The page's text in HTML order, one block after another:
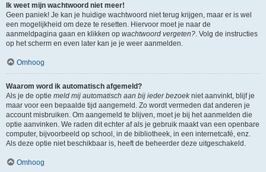
Ik weet mijn wachtwoord niet meer!
Geen paniek! Je kan je huidige wachtwoord niet terug krijgen, maar er is wel
een mogelijkheid om deze te resetten. Hiervoor moet je naar de
aanmeldpagina gaan en klikken op wachtwoord vergeten? . Volg de instructies
op het scherm en even later kan je je weer aanmelden.
Omhoog
Waarom word ik automatisch afgemeld?
Als je de optie meld mij automatisch aan bij ieder bezoekniet aanvinkt, blijf je
maar voor een bepaalde tijd aangemeld. Zo wordt vermeden dat anderen je
account misbruiken. Om aangemeld te blijven, moet je bij het aanmelden die
optie aanvinken. We raden dit echter af als je gebruik maakt van een openbare
computer, bijvoorbeeld op school, in de bibliotheek, in een internetcafé, enz.
Als deze optie niet beschikbaar is, heeft de beheerder deze uitgeschakeld.
Omhoog